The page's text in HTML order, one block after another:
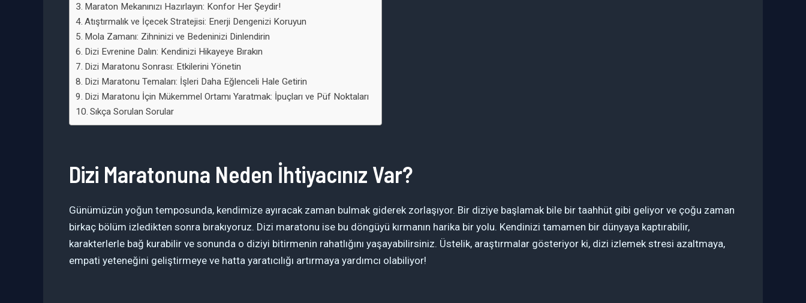
Maraton Mekanınızı Hazırlayın: Konfor Her Şeydir!
Atıştırmalık ve İçecek Stratejisi: Enerji Dengenizi Koruyun
Mola Zamanı: Zihninizi ve Bedeninizi Dinlendirin
Dizi Evrenine Dalın: Kendinizi Hikayeye Bırakın
Dizi Maratonu Sonrası: Etkilerini Yönetin
Dizi Maratonu Temaları: İşleri Daha Eğlenceli Hale Getirin
Dizi Maratonu İçin Mükemmel Ortamı Yaratmak: İpuçları ve Püf Noktaları
Sıkça Sorulan Sorular
Dizi Maratonuna Neden İhtiyacınız Var?
Günümüzün yoğun temposunda, kendimize ayıracak zaman bulmak giderek zorlaşıyor. Bir diziye başlamak bile bir taahhüt gibi geliyor ve çoğu zaman
birkaç bölüm izledikten sonra bırakıyoruz. Dizi maratonu ise bu döngüyü kırmanın harika bir yolu. Kendinizi tamamen bir dünyaya kaptırabilir,
karakterlerle bağ kurabilir ve sonunda o diziyi bitirmenin rahatlığını yaşayabilirsiniz. Üstelik, araştırmalar gösteriyor ki, dizi izlemek stresi azaltmaya,
empati yeteneğini geliştirmeye ve hatta yaratıcılığı artırmaya yardımcı olabiliyor!